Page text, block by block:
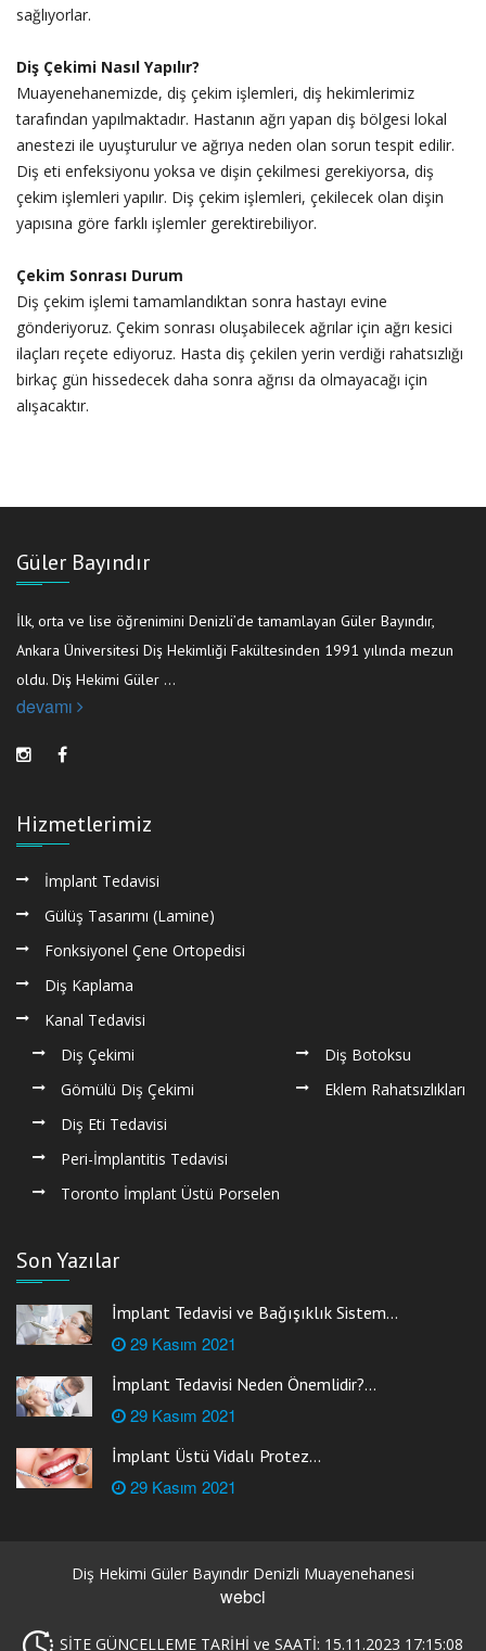
sağlıyorlar.
Diş Çekimi Nasıl Yapılır?
Muayenehanemizde, diş çekim işlemleri, diş hekimlerimiz
tarafından yapılmaktadır. Hastanın ağrı yapan diş bölgesi lokal
anestezi ile uyuşturulur ve ağrıya neden olan sorun tespit edilir.
Diş eti enfeksiyonu yoksa ve dişin çekilmesi gerekiyorsa, diş
çekim işlemleri yapılır. Diş çekim işlemleri, çekilecek olan dişin
yapısına göre farklı işlemler gerektirebiliyor.
Çekim Sonrası Durum
Diş çekim işlemi tamamlandıktan sonra hastayı evine
gönderiyoruz. Çekim sonrası oluşabilecek ağrılar için ağrı kesici
ilaçları reçete ediyoruz. Hasta diş çekilen yerin verdiği rahatsızlığı
birkaç gün hissedecek daha sonra ağrısı da olmayacağı için
alışacaktır.
Güler Bayındır
İlk, orta ve lise öğrenimini Denizli’de tamamlayan Güler Bayındır,
Ankara Üniversitesi Diş Hekimliği Fakültesinden 1991 yılında mezun
oldu. Diş Hekimi Güler ...
devamı
Hizmetlerimiz
İmplant Tedavisi
Gülüş Tasarımı (Lamine)
Fonksiyonel Çene Ortopedisi
Diş Kaplama
Kanal Tedavisi
Diş Çekimi
Gömülü Diş Çekimi
Diş Eti Tedavisi
Peri-İmplantitis Tedavisi
Toronto İmplant Üstü Porselen
Diş Botoksu
Eklem Rahatsızlıkları
Son Yazılar
İmplant Tedavisi ve Bağışıklık Sistem...
29 Kasım 2021
İmplant Tedavisi Neden Önemlidir?...
29 Kasım 2021
İmplant Üstü Vidalı Protez...
29 Kasım 2021
Diş Hekimi Güler Bayındır Denizli Muayenehanesi
webci
SİTE GÜNCELLEME TARİHİ ve SAATİ: 15.11.2023 17:15:08